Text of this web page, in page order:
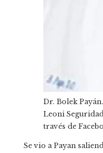
Dr. Bolek Payán.
Leoni
través de
Se vio a Payan